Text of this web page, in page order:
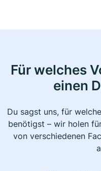
Für welches
einen
Du sagst uns, für
benötigst – wir holen
von verschiedenen